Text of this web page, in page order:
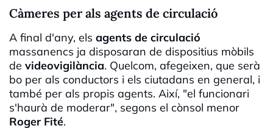
Càmeres per als agents de circulació
A final d'any, els agents de circulació
massanencs ja disposaran de dispositius mòbils
de videovigilància. Quelcom, afegeixen, que serà
bo per als conductors i els ciutadans en general, i
també per als propis agents. Així, "el funcionari
s'haurà de moderar", segons el cònsol menor
Roger Fité.